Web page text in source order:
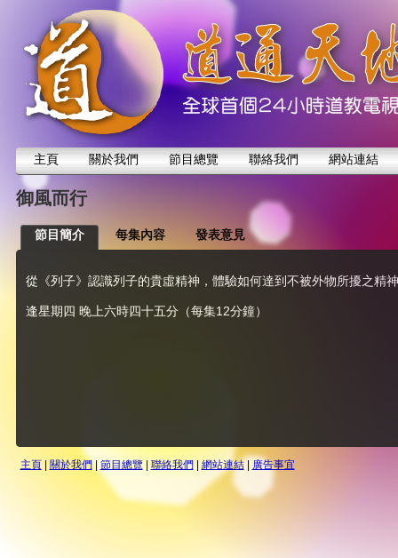
主頁 關於我們 節目總覽 聯絡我們 網站連結
御風而行
節目簡介 每集內容 發表意見
從《列子》認識列子的貴虛精神，體驗如何達到不被外物所擾之精
逢星期四 晚上六時四十五分（每集12分鐘）
主頁| 關於我們| 節目總覽| 聯絡我們| 網站連結| 廣告事宜